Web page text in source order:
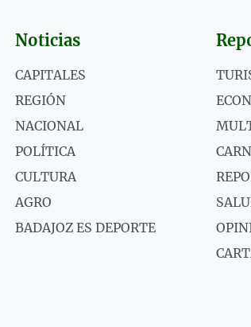
Noticias
CAPITALES
REGIÓN
NACIONAL
POLÍTICA
CULTURA
AGRO
BADAJOZ ES DEPORTE